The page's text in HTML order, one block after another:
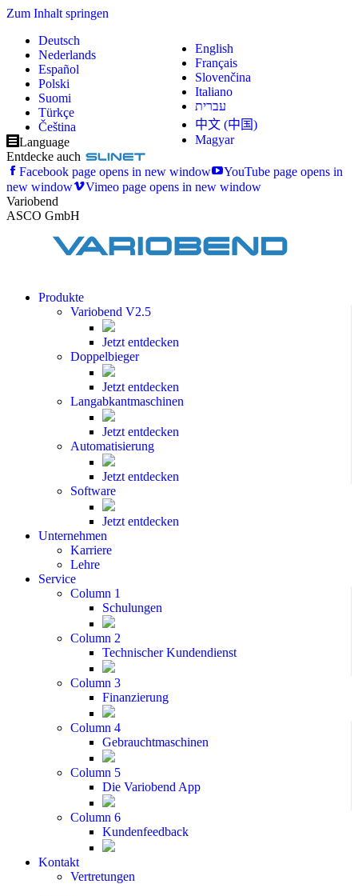
Zum Inhalt springen
Deutsch
English
Nederlands
Français
Español
Slovenčina
Polski
Italiano
Suomi
עברית
Türkçe
中文 (中国)
Čeština
Magyar
Language
Entdecke auch
Facebook page opens in new window
YouTube page opens in
new window
Vimeo page opens in new window
Variobend
ASCO GmbH
Produkte
Variobend V2.5
Jetzt entdecken
Doppelbieger
Jetzt entdecken
Langabkantmaschinen
Jetzt entdecken
Automatisierung
Jetzt entdecken
Software
Jetzt entdecken
Unternehmen
Karriere
Lehre
Service
Column 1
Schulungen
Column 2
Technischer Kundendienst
Column 3
Finanzierung
Column 4
Gebrauchtmaschinen
Column 5
Die Variobend App
Column 6
Kundenfeedback
Kontakt
Vertretungen